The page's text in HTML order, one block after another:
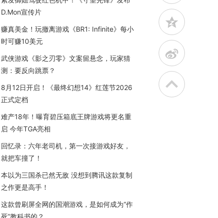
D.Mon宣传片
赚真美金！玩撤离游戏《BR1: Infinite》每小
时可赚10美元
武侠游戏《影之刃零》文案留悬念，玩家猜
测：要反向跳票？
8月12日开启！《最终幻想14》红莲节2026
正式定档
难产18年！曝育碧压箱底王牌游戏将更名重
启 今年TGA亮相
回忆录：六年老司机，第一次接游戏好友，
就把车撞了！
本以为三国杀已然无敌 没想到腾讯这款复制
之作更是高手！
这款曾刷屏全网的国潮游戏，是如何成为“作
z
t